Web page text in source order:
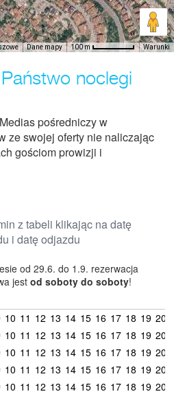
Dane mapy 100 m Warunki
noclegi
pośredniczy w
ze swojej oferty nie naliczając
gościom prowizji i
z tabeli klikając na datę
i datę odjazdu
od 29.6. do 1.9. rezerwacja
jest od soboty do soboty!
10 11 12 13 14 15 16 17 18 19 20
10 11 12 13 14 15 16 17 18 19 20
10 11 12 13 14 15 16 17 18 19 20
10 11 12 13 14 15 16 17 18 19 20
10 11 12 13 14 15 16 17 18 19 20